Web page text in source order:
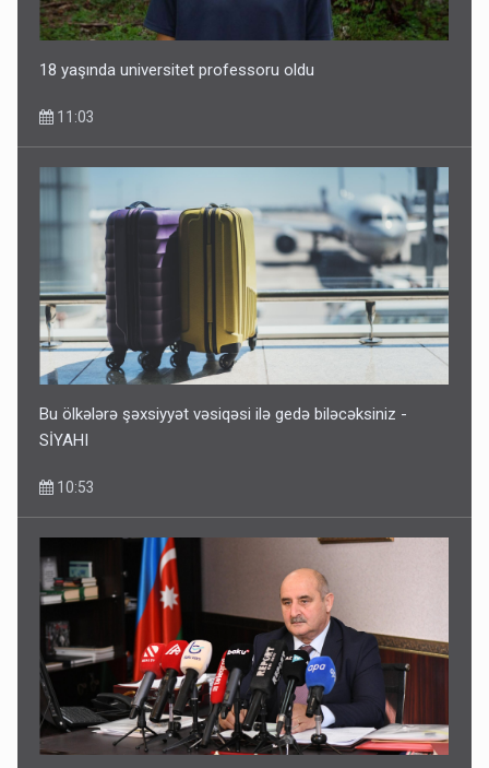
18 yaşında universitet professoru oldu
11:03
Bu ölkələrə şəxsiyyət vəsiqəsi ilə gedə biləcəksiniz -
SİYAHI
10:53